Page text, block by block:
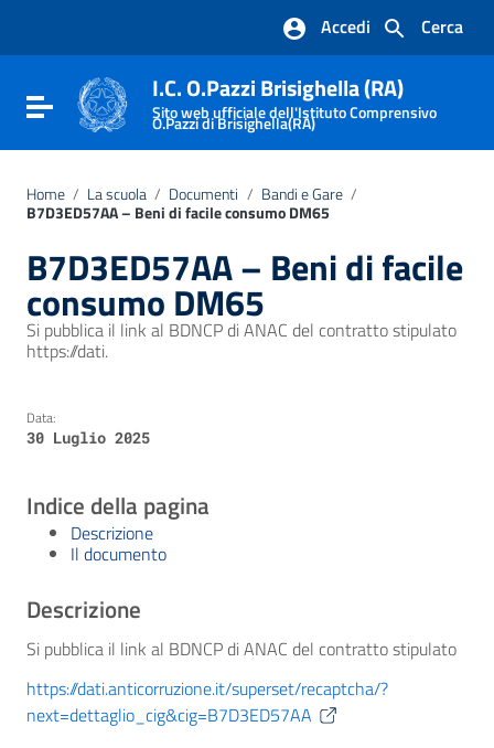
Vai al footer
Cerca
Accedi
Attiva / disattiva la navigazione
I.C. O.Pazzi Brisighella (RA)
Sito web ufficiale dell'Istituto Comprensivo
O.Pazzi di Brisighella(RA)
Home / La scuola / Documenti / Bandi e Gare /
B7D3ED57AA – Beni di facile consumo DM65
B7D3ED57AA – Beni di facile
consumo DM65
Si pubblica il link al BDNCP di ANAC del contratto stipulato
https://dati.
Data:
30 Luglio 2025
Indice della pagina
Descrizione
Il documento
Descrizione
Si pubblica il link al BDNCP di ANAC del contratto stipulato
https://dati.anticorruzione.it/superset/recaptcha/?
next=dettaglio_cig&cig=B7D3ED57AA